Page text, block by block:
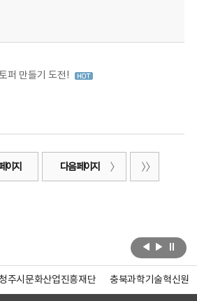
퍼 만들기 도전!
이지 다음 페이지
청주시문화산업진흥재단 충북과학기술혁신원